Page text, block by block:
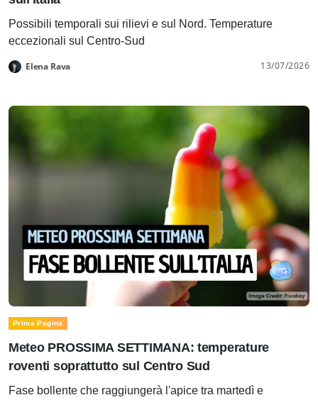
Possibili temporali sui rilievi e sul Nord. Temperature
eccezionali sul Centro-Sud
Elena Rava 13/07/2026
Prima Pagina
Meteo PROSSIMA SETTIMANA: temperature
roventi soprattutto sul Centro Sud
Fase bollente che raggiungerà l'apice tra martedì e